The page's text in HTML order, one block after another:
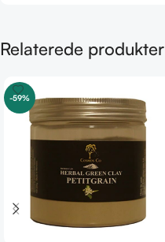
Relaterede produkter
-59%